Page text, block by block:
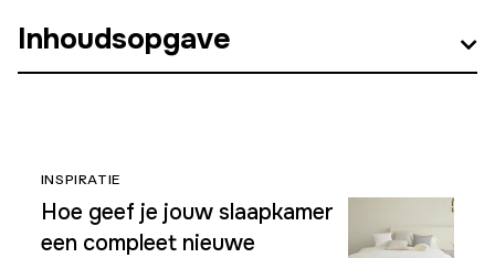
Inhoudsopgave
INSPIRATIE
Hoe geef je jouw slaapkamer
een compleet nieuwe